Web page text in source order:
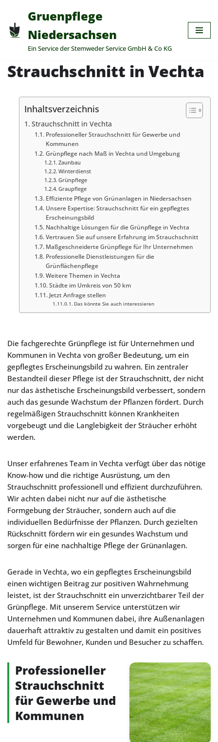
Zum
Inhalt
springen
Gruenpflege
Niedersachsen
Ein Service der Stemweder Service GmbH & Co KG
Strauchschnitt in Vechta
Inhaltsverzeichnis
Strauchschnitt in Vechta
Professioneller Strauchschnitt für Gewerbe und
Kommunen
Grünpflege nach Maß in Vechta und Umgebung
Zaunbau
Winterdienst
Grünpflege
Graupflege
Effiziente Pflege von Grünanlagen in Niedersachsen
Unsere Expertise: Strauchschnitt für ein gepflegtes
Erscheinungsbild
Nachhaltige Lösungen für die Grünpflege in Vechta
Vertrauen Sie auf unsere Erfahrung im Strauchschnitt
Maßgeschneiderte Grünpflege für Ihr Unternehmen
Professionelle Dienstleistungen für die
Grünflächenpflege
Weitere Themen in Vechta
Städte im Umkreis von 50 km
Jetzt Anfrage stellen
Das könnte Sie auch interessieren
Die fachgerechte Grünpflege ist für Unternehmen und
Kommunen in Vechta von großer Bedeutung, um ein
gepflegtes Erscheinungsbild zu wahren. Ein zentraler
Bestandteil dieser Pflege ist der Strauchschnitt, der nicht
nur das ästhetische Erscheinungsbild verbessert, sondern
auch das gesunde Wachstum der Pflanzen fördert. Durch
regelmäßigen Strauchschnitt können Krankheiten
vorgebeugt und die Langlebigkeit der Sträucher erhöht
werden.
Unser erfahrenes Team in Vechta verfügt über das nötige
Know-how und die richtige Ausrüstung, um den
Strauchschnitt professionell und effizient durchzuführen.
Wir achten dabei nicht nur auf die ästhetische
Formgebung der Sträucher, sondern auch auf die
individuellen Bedürfnisse der Pflanzen. Durch gezielten
Rückschnitt fördern wir ein gesundes Wachstum und
sorgen für eine nachhaltige Pflege der Grünanlagen.
Gerade in Vechta, wo ein gepflegtes Erscheinungsbild
einen wichtigen Beitrag zur positiven Wahrnehmung
leistet, ist der Strauchschnitt ein unverzichtbarer Teil der
Grünpflege. Mit unserem Service unterstützen wir
Unternehmen und Kommunen dabei, ihre Außenanlagen
dauerhaft attraktiv zu gestalten und damit ein positives
Umfeld für Bewohner, Kunden und Besucher zu schaffen.
Professioneller
Strauchschnitt
für Gewerbe und
Kommunen